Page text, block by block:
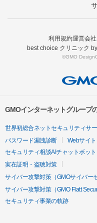
利用規約運営会社
best choice クリニック
©GMO
GMOインターネットグループ
世界初総合ネットセキュリティサ
パスワード漏洩診断
Webサイ
セキュリティ相談AIチャットボット
実在証明・盗聴対策
サイバー攻撃対策（GMOサイバー
サイバー攻撃対策（GMO Flatt
セキュリティ事業の軌跡